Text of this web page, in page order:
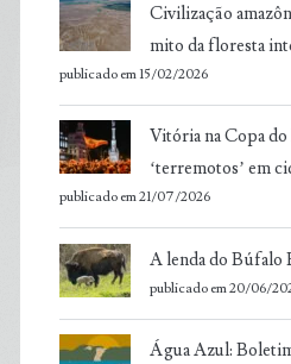
Civilização
mito da floresta
publicado em 15/02/2026
Vitória na Copa
‘terremotos’ em
publicado em 21/07/2026
A lenda do Búfalo
publicado em 20/06/
Água Azul: